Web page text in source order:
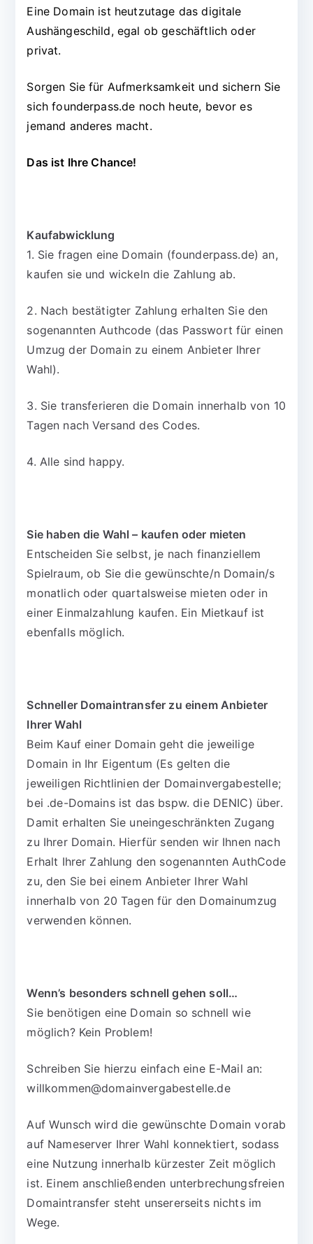
Eine Domain ist heutzutage das digitale
Aushängeschild, egal ob geschäftlich oder
privat.
Sorgen Sie für Aufmerksamkeit und sichern Sie
sich founderpass.de noch heute, bevor es
jemand anderes macht.
Das ist Ihre Chance!
Kaufabwicklung
1. Sie fragen eine Domain (founderpass.de) an,
kaufen sie und wickeln die Zahlung ab.
2. Nach bestätigter Zahlung erhalten Sie den
sogenannten Authcode (das Passwort für einen
Umzug der Domain zu einem Anbieter Ihrer
Wahl).
3. Sie transferieren die Domain innerhalb von 10
Tagen nach Versand des Codes.
4. Alle sind happy.
Sie haben die Wahl – kaufen oder mieten
Entscheiden Sie selbst, je nach finanziellem
Spielraum, ob Sie die gewünschte/n Domain/s
monatlich oder quartalsweise mieten oder in
einer Einmalzahlung kaufen. Ein Mietkauf ist
ebenfalls möglich.
Schneller Domaintransfer zu einem Anbieter
Ihrer Wahl
Beim Kauf einer Domain geht die jeweilige
Domain in Ihr Eigentum (Es gelten die
jeweiligen Richtlinien der Domainvergabestelle;
bei .de-Domains ist das bspw. die DENIC) über.
Damit erhalten Sie uneingeschränkten Zugang
zu Ihrer Domain. Hierfür senden wir Ihnen nach
Erhalt Ihrer Zahlung den sogenannten AuthCode
zu, den Sie bei einem Anbieter Ihrer Wahl
innerhalb von 20 Tagen für den Domainumzug
verwenden können.
Wenn’s besonders schnell gehen soll…
Sie benötigen eine Domain so schnell wie
möglich? Kein Problem!
Schreiben Sie hierzu einfach eine E-Mail an:
willkommen@domainvergabestelle.de
Auf Wunsch wird die gewünschte Domain vorab
auf Nameserver Ihrer Wahl konnektiert, sodass
eine Nutzung innerhalb kürzester Zeit möglich
ist. Einem anschließenden unterbrechungsfreien
Domaintransfer steht unsererseits nichts im
Wege.